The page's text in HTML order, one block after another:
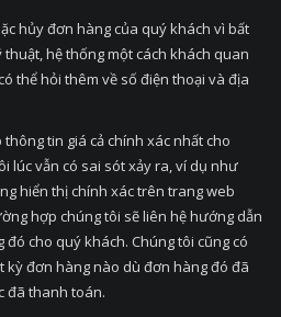
hủy đơn hàng của quý khách vì bất
hệ thống một cách khách quan
thể hỏi thêm về số điện thoại và địa
tin giá cả chính xác nhất cho
lúc vẫn có sai sót xảy ra, ví dụ như
hiển thị chính xác trên trang web
hợp chúng tôi sẽ liên hệ hướng dẫn
cho quý khách. Chúng tôi cũng có
kỳ đơn hàng nào dù đơn hàng đó đã
đã thanh toán.